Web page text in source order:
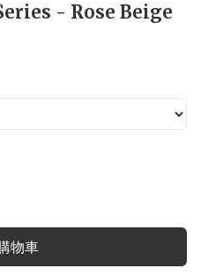
- Rose Beige
物車